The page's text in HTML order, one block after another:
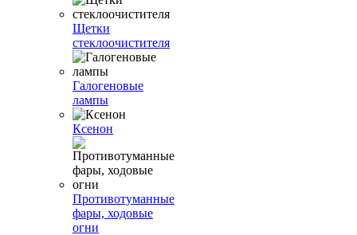
Щетки
стеклоочистителя
Галогеновые
лампы
Ксенон
Противотуманные
фары, ходовые
огни